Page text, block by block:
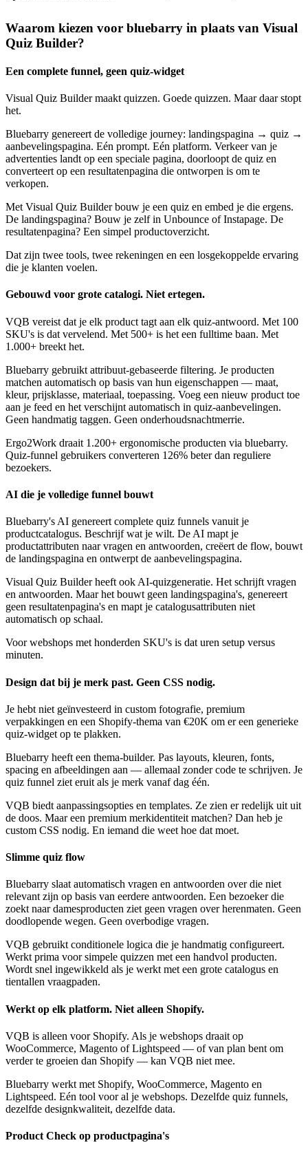
Waarom kiezen voor bluebarry in plaats van Visual
Quiz Builder?
Een complete funnel, geen quiz-widget
Visual Quiz Builder maakt quizzen. Goede quizzen. Maar daar stopt
het.
Bluebarry genereert de volledige journey: landingspagina → quiz →
aanbevelingspagina. Eén prompt. Eén platform. Verkeer van je
advertenties landt op een speciale pagina, doorloopt de quiz en
converteert op een resultatenpagina die ontworpen is om te
verkopen.
Met Visual Quiz Builder bouw je een quiz en embed je die ergens.
De landingspagina? Bouw je zelf in Unbounce of Instapage. De
resultatenpagina? Een simpel productoverzicht.
Dat zijn twee tools, twee rekeningen en een losgekoppelde ervaring
die je klanten voelen.
Gebouwd voor grote catalogi. Niet ertegen.
VQB vereist dat je elk product tagt aan elk quiz-antwoord. Met 100
SKU's is dat vervelend. Met 500+ is het een fulltime baan. Met
1.000+ breekt het.
Bluebarry gebruikt attribuut-gebaseerde filtering. Je producten
matchen automatisch op basis van hun eigenschappen — maat,
kleur, prijsklasse, materiaal, toepassing. Voeg een nieuw product toe
aan je feed en het verschijnt automatisch in quiz-aanbevelingen.
Geen handmatig taggen. Geen onderhoudsnachtmerrie.
Ergo2Work draait 1.200+ ergonomische producten via bluebarry.
Quiz-funnel gebruikers converteren 126% beter dan reguliere
bezoekers.
AI die je volledige funnel bouwt
Bluebarry's AI genereert complete quiz funnels vanuit je
productcatalogus. Beschrijf wat je wilt. De AI mapt je
productattributen naar vragen en antwoorden, creëert de flow, bouwt
de landingspagina en ontwerpt de aanbevelingspagina.
Visual Quiz Builder heeft ook AI-quizgeneratie. Het schrijft vragen
en antwoorden. Maar het bouwt geen landingspagina's, genereert
geen resultatenpagina's en mapt je catalogusattributen niet
automatisch op schaal.
Voor webshops met honderden SKU's is dat uren setup versus
minuten.
Design dat bij je merk past. Geen CSS nodig.
Je hebt niet geïnvesteerd in custom fotografie, premium
verpakkingen en een Shopify-thema van €20K om er een generieke
quiz-widget op te plakken.
Bluebarry heeft een thema-builder. Pas layouts, kleuren, fonts,
spacing en afbeeldingen aan — allemaal zonder code te schrijven. Je
quiz funnel ziet eruit als je merk vanaf dag één.
VQB biedt aanpassingsopties en templates. Ze zien er redelijk uit uit
de doos. Maar een premium merkidentiteit matchen? Dan heb je
custom CSS nodig. En iemand die weet hoe dat moet.
Slimme quiz flow
Bluebarry slaat automatisch vragen en antwoorden over die niet
relevant zijn op basis van eerdere antwoorden. Een bezoeker die
zoekt naar damesproducten ziet geen vragen over herenmaten. Geen
doodlopende wegen. Geen overbodige vragen.
VQB gebruikt conditionele logica die je handmatig configureert.
Werkt prima voor simpele quizzen met een handvol producten.
Wordt snel ingewikkeld als je werkt met een grote catalogus en
tientallen vraagpaden.
Werkt op elk platform. Niet alleen Shopify.
VQB is alleen voor Shopify. Als je webshops draait op
WooCommerce, Magento of Lightspeed — of van plan bent om
verder te groeien dan Shopify — kan VQB niet mee.
Bluebarry werkt met Shopify, WooCommerce, Magento en
Lightspeed. Eén tool voor al je webshops. Dezelfde quiz funnels,
dezelfde designkwaliteit, dezelfde data.
Product Check op productpagina's